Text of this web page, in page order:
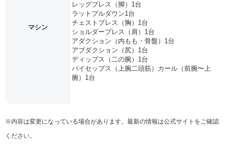
マシン
レッグプレス（脚）1台
ラットプルダウン1台
チェストプレス（胸）1台
ショルダープレス（肩）1台
アダクション（内もも・骨盤）1台
アブダクション（尻）1台
ディップス（二の腕）1台
バイセップス（上腕二頭筋）カール（前腕〜上
腕）1台
※内容は変更になっている場合があります。最新の情報は公式サイトをご確認
ください。